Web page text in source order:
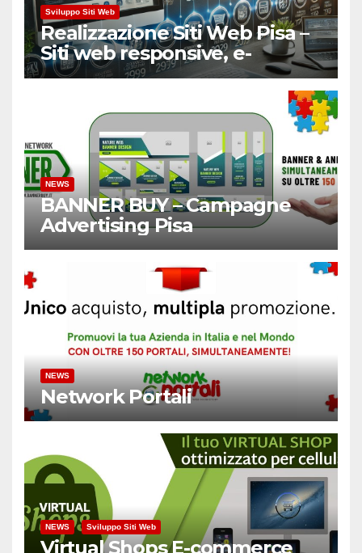
Sviluppo Siti Web
Realizzazione Siti Web Pisa –
Siti web responsive, e-
Commerce
NEWS
BANNER BUY – Campagne
Advertising Pisa
NEWS
Network Portali
NEWS Sviluppo Siti Web
Virtual Shops E-commerce